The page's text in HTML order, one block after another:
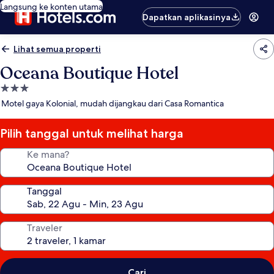
Langsung ke konten utama
Dapatkan aplikasinya
Lihat semua properti
Oceana Boutique Hotel
Properti
bintang
Motel gaya Kolonial, mudah dijangkau dari Casa Romantica
Pilih tanggal untuk melihat harga
Ke mana?
Tanggal
Traveler